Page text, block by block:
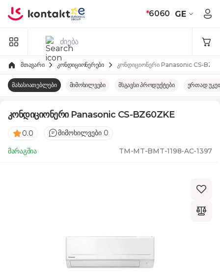
*6060 GE
მთავარი კონდიციონერები კონდიციონერი Panasonic CS-
მახასიათებლები მიმოხილვები მსგავსი პროდუქტები ერთად
კონდიციონერი Panasonic CS-BZ60ZKE
0.0 მიმოხილვები 0
მარაგშია TM-MT-BMT-1198-AC-1397